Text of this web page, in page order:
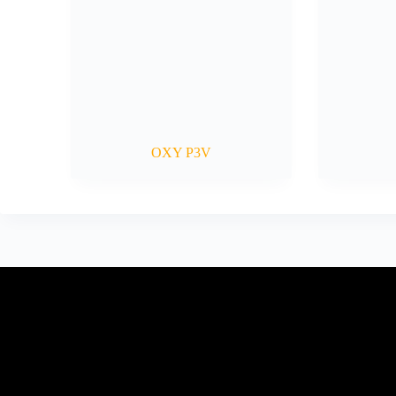
OXY P3V